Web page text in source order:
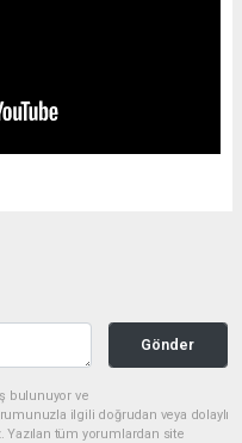
Gönder
bulunuyor ve
ilgili doğrudan veya dolaylı
tüm yorumlardan site